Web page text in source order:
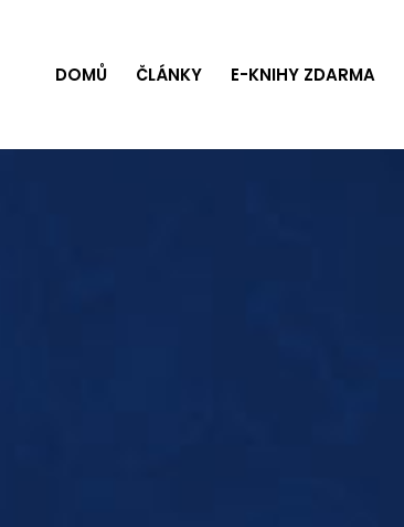
DOMŮ ČLÁNKY E-KNIHY ZDARMA